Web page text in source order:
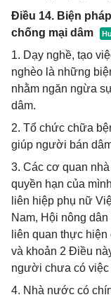
Điều 14. Biện
chống mại dâm
1. Dạy nghề, tạo
nghèo là những
nhằm ngăn ngừa
dâm.
2. Tổ chức chữa
giúp người bán
3. Các cơ quan
quyền hạn của
liên hiệp phụ nữ
Nam, Hội nông
liên quan thực
và khoản 2 Điều
người chưa có việc
4. Nhà nước có